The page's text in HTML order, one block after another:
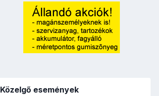
Közelgő események